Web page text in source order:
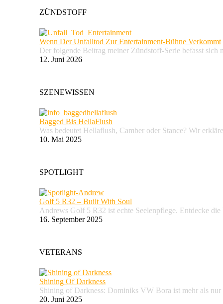
ZÜNDSTOFF
Wenn Der Unfalltod Zur Entertainment-Bühne Verkommt
Der folgende Beitrag meiner Zündstoff-Serie befasst
12. Juni 2026
SZENEWISSEN
Bagged Bis HellaFlush
Was bedeutet Hellaflush, Camber oder Stance? Wir
10. Mai 2025
SPOTLIGHT
Golf 5 R32 – Built With Soul
Andrews Golf 5 R32 ist echte Seelenpflege. Entdecke
16. September 2025
VETERANS
Shining Of Darkness
Shining of Darkness: Dominiks VW Bora ist mehr als
20. Juni 2025